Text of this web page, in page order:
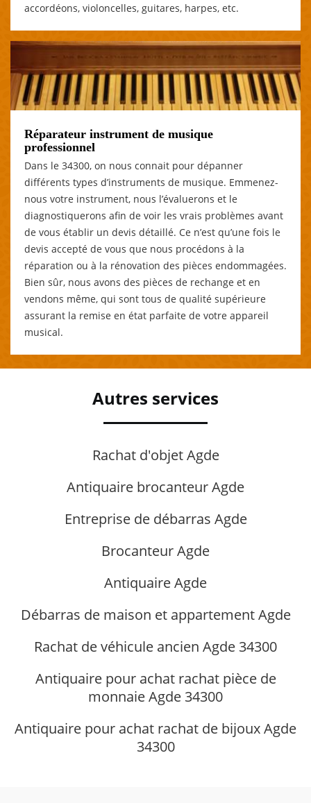
accordéons, violoncelles, guitares, harpes, etc.
Réparateur instrument de musique
professionnel
Dans le 34300, on nous connait pour dépanner
différents types d’instruments de musique. Emmenez-
nous votre instrument, nous l’évaluerons et le
diagnostiquerons afin de voir les vrais problèmes avant
de vous établir un devis détaillé. Ce n’est qu’une fois le
devis accepté de vous que nous procédons à la
réparation ou à la rénovation des pièces endommagées.
Bien sûr, nous avons des pièces de rechange et en
vendons même, qui sont tous de qualité supérieure
assurant la remise en état parfaite de votre appareil
musical.
Autres services
Rachat d'objet Agde
Antiquaire brocanteur Agde
Entreprise de débarras Agde
Brocanteur Agde
Antiquaire Agde
Débarras de maison et appartement Agde
Rachat de véhicule ancien Agde 34300
Antiquaire pour achat rachat pièce de
monnaie Agde 34300
Antiquaire pour achat rachat de bijoux Agde
34300